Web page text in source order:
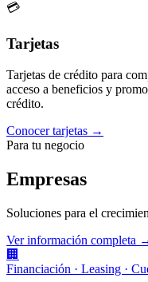
💳
Tarjetas
Tarjetas de crédito para
acceso a beneficios y
crédito.
Conocer tarjetas →
Para tu negocio
Empresas
Soluciones para el
Ver información completa
🏢
Financiación · Leasing ·